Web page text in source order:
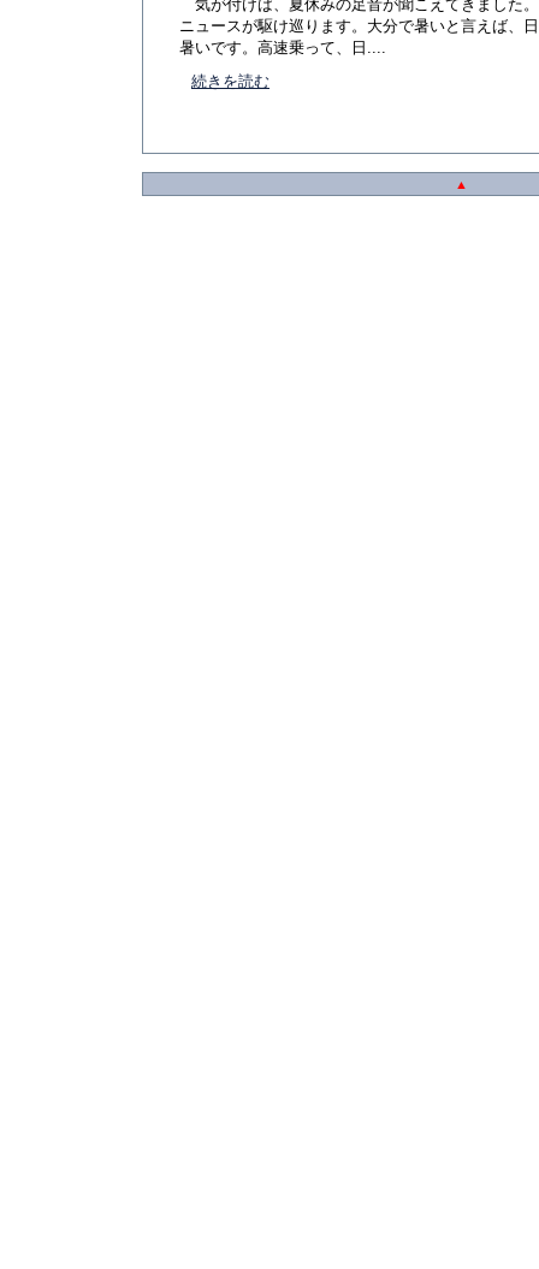
気が付けば、夏休みの足音が聞こえてきました
ニュースが駆け巡ります。大分で暑いと言えば、
暑いです。高速乗って、日....
続きを読む
▲